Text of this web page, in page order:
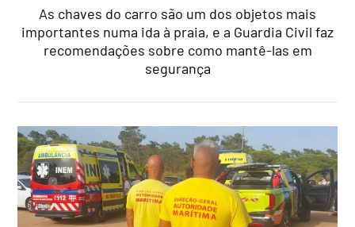
As chaves do carro são um dos objetos mais
importantes numa ida à praia, e a Guardia Civil faz
recomendações sobre como mantê-las em
segurança